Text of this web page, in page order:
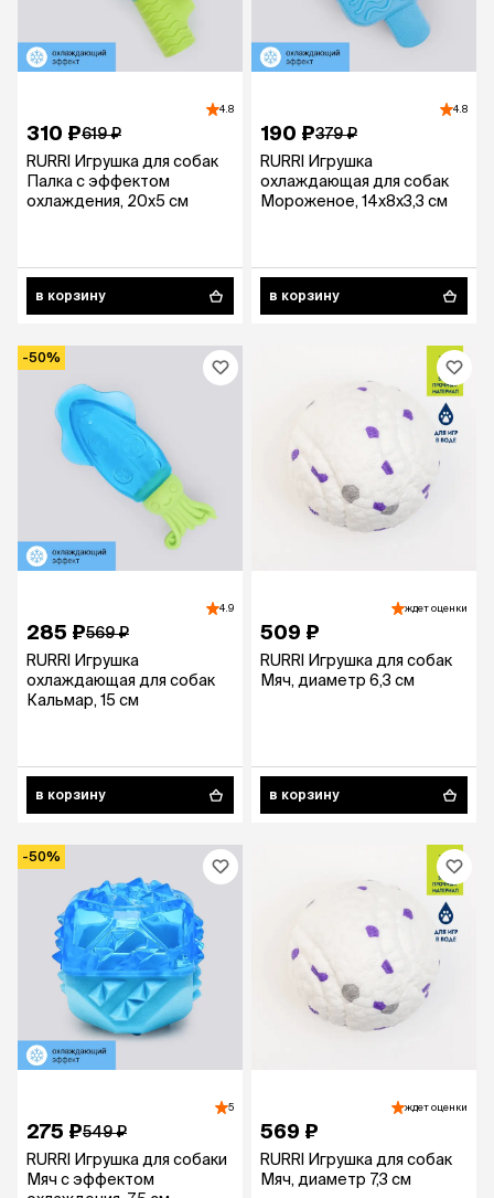
4.8
310 ₽619 ₽
RURRI Игрушка для собак
Палка с эффектом
охлаждения, 20х5 см
в корзину
4.8
190 ₽379 ₽
RURRI Игрушка
охлаждающая для собак
Мороженое, 14х8х3,3 см
в корзину
-50%
4.9
285 ₽569 ₽
RURRI Игрушка
охлаждающая для собак
Кальмар, 15 см
в корзину
ждет оценки
509 ₽
RURRI Игрушка для собак
Мяч, диаметр 6,3 см
в корзину
-50%
5
275 ₽549 ₽
RURRI Игрушка для собаки
Мяч с эффектом
ждет оценки
569 ₽
RURRI Игрушка для собак
Мяч, диаметр 7,3 см